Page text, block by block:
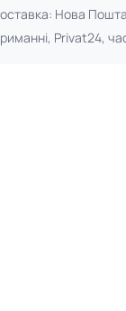
Нова
Privat24,